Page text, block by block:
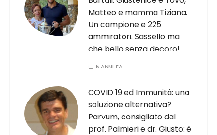
Matteo e mamma Tiziana.
Un campione e 225
ammiratori. Sassello ma
che bello senza decoro!
5 ANNI FA
COVID 19 ed Immunità: una
soluzione alternativa?
Parvum, consigliato dal
prof. Palmieri e dr. Giusto: è